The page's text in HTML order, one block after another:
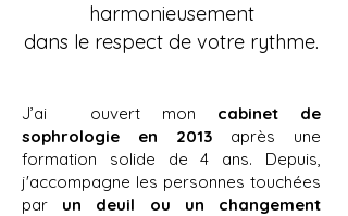
harmonieusement
dans le respect de votre rythme.
J’ai ouvert mon cabinet de
sophrologie en 2013 après une
formation solide de 4 ans. Depuis,
j'accompagne les personnes touchées
par un deuil ou un changement